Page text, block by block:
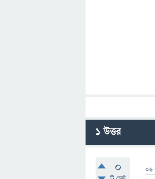
1উত্তর
0 06